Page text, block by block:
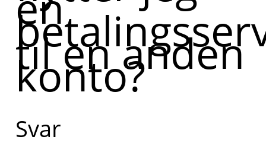
til en anden
konto?
Svar